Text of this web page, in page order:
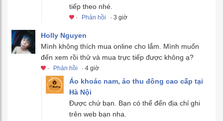
tiếp theo nhé.
· Phản hồi · 3 giờ
Holly Nguyen
Mình không thích mua online cho lắm. Mình muốn
đến xem rồi thử và mua trực tiếp được không ạ?
· Phản hồi · 4 giờ
Áo khoác nam, áo thu đông cao cấp tại
Hà Nội
Được chứ bạn. Bạn có thể đến địa chỉ ghi
trên web bạn nha.